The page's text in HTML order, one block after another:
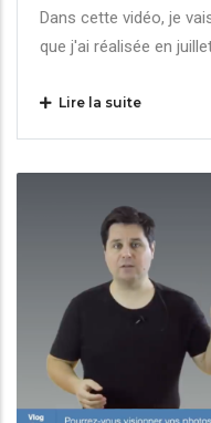
Dans cette vidéo, je
que j'ai réalisée en
Lire la suite